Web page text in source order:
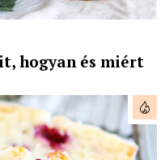
hogyan és miért